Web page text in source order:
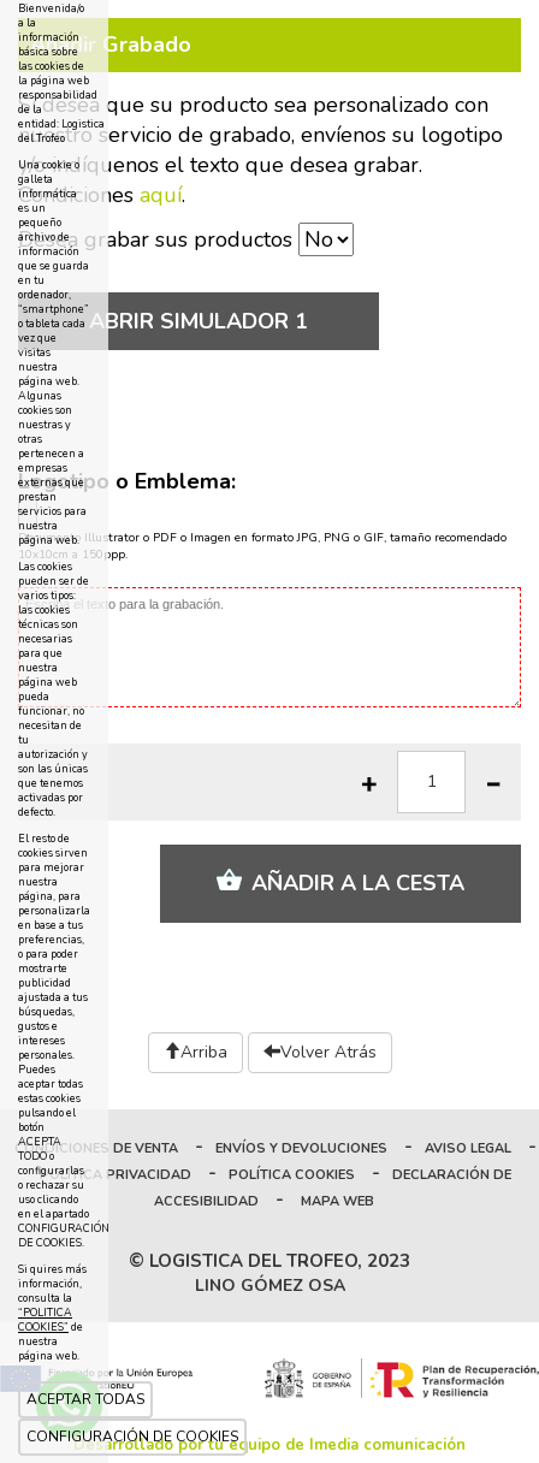
Añadir Grabado
Si desea que su producto sea personalizado con
nuestro servicio de grabado, envíenos su logotipo
y/o indíquenos el texto que desea grabar.
Condiciones aquí.
Desea grabar sus productos
ABRIR SIMULADOR 1
Logotipo o Emblema:
Documento Illustrator o PDF o Imagen en formato JPG, PNG o GIF, tamaño recomendado
10x10cm a 150ppp.
AÑADIR A LA CESTA
Arriba Volver Atrás
CONDICIONES DE VENTA - ENVÍOS Y DEVOLUCIONES - AVISO LEGAL -
POLÍTICA PRIVACIDAD - POLÍTICA COOKIES -
DECLARACIÓN DE
ACCESIBILIDAD
- MAPA WEB
© LOGISTICA DEL TROFEO, 2023
LINO GÓMEZ OSA
Desarrollado por tu equipo de Imedia comunicación
Bienvenida/o
a la
información
básica sobre
las cookies de
la página web
responsabilidad
de la
entidad: Logistica
del Trofeo
Una cookie o
galleta
informática
es un
pequeño
archivo de
información
que se guarda
en tu
ordenador,
“smartphone”
o tableta cada
vez que
visitas
nuestra
página web.
Algunas
cookies son
nuestras y
otras
pertenecen a
empresas
externas que
prestan
servicios para
nuestra
página web.
Las cookies
pueden ser de
varios tipos:
las cookies
técnicas son
necesarias
para que
nuestra
página web
pueda
funcionar, no
necesitan de
tu
autorización y
son las únicas
que tenemos
activadas por
defecto.
El resto de
cookies sirven
para mejorar
nuestra
página, para
personalizarla
en base a tus
preferencias,
o para poder
mostrarte
publicidad
ajustada a tus
búsquedas,
gustos e
intereses
personales.
Puedes
aceptar todas
estas cookies
pulsando el
botón
ACEPTA
TODO o
configurarlas
o rechazar su
uso clicando
en el apartado
CONFIGURACIÓN
DE COOKIES.
Si quires más
información,
consulta la
“POLITICA
COOKIES” de
nuestra
página web.
ACEPTAR TODAS
CONFIGURACIÓN DE COOKIES